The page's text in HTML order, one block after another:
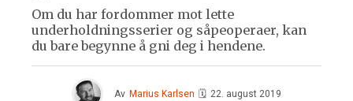
Om du har fordommer mot lette
underholdningsserier og såpeoperaer, kan
du bare begynne å gni deg i hendene.
Av Marius Karlsen 🗓 22. august 2019